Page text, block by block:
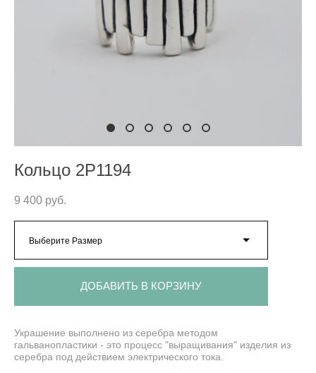
Кольцо 2P1194
9 400 pуб.
Выберите Размер
ДОБАВИТЬ В КОРЗИНУ
Украшение выполнено из серебра методом
гальванопластики - это процесс "выращивания" изделия из
серебра под действием электрического тока.